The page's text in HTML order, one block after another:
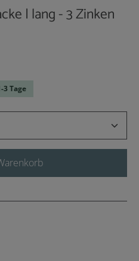
| lang - 3 Zinken
Tage
den gewünschten